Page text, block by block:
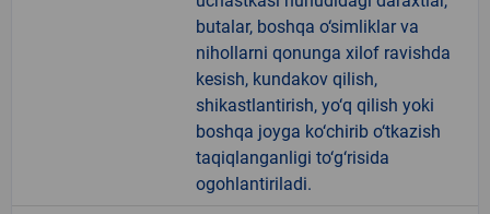
butalar, boshqa o‘simliklar va
nihollarni qonunga xilof ravishda
kesish, kundakov qilish,
shikastlantirish, yo‘q qilish yoki
boshqa joyga ko‘chirib o‘tkazish
taqiqlanganligi to‘g‘risida
ogohlantiriladi.